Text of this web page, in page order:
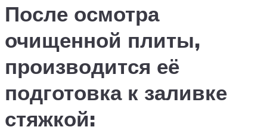
После осмотра
очищенной плиты,
производится её
подготовка к заливке
стяжкой: